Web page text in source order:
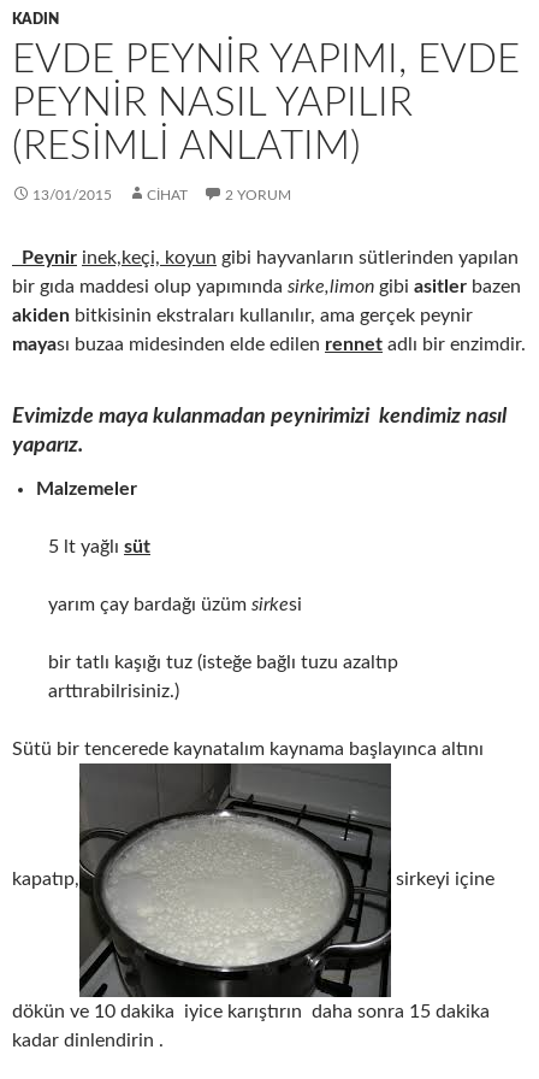
KADIN
EVDE PEYNİR YAPIMI, EVDE
PEYNIR NASIL YAPILIR
(RESIMLI ANLATIM)
13/01/2015 CIHAT 2 YORUM
Peynir inek,keçi, koyun gibi hayvanların sütlerinden yapılan
bir gıda maddesi olup yapımında sirke,limon gibi asitler bazen
akiden bitkisinin ekstraları kullanılır, ama gerçek peynir
mayası buzaa midesinden elde edilen rennet adlı bir enzimdir.
Evimizde maya kulanmadan peynirimizi kendimiz nasıl
yaparız.
Malzemeler
5 lt yağlı süt
yarım çay bardağı üzüm sirkesi
bir tatlı kaşığı tuz (isteğe bağlı tuzu azaltıp
arttırabilrisiniz.)
Sütü bir tencerede kaynatalım kaynama başlayınca altını
kapatıp, sirkeyi içine
dökün ve 10 dakika iyice karıştırın daha sonra 15 dakika
kadar dinlendirin .